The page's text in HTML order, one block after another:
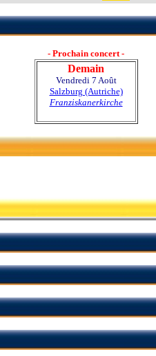
- Prochain concert -
Demain
Vendredi 7 Août
Salzburg (Autriche)
Franziskanerkirche